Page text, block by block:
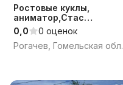
Ростовые куклы,
аниматор,Стас
Михайлов, Артур
Пирожков
0,0
0 оценок
Рогачев, Гомельская обл.